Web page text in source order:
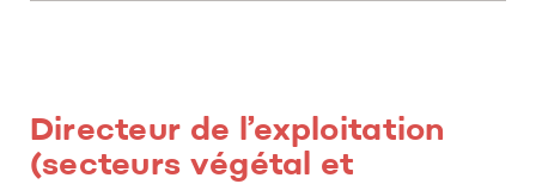
Directeur de l’exploitation
(secteurs végétal et